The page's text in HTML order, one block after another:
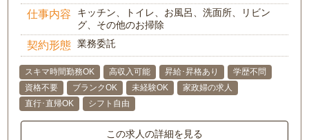
仕事内容
キッチン、トイレ、お風呂、洗面所、リビン
グ、その他のお掃除
契約形態 業務委託
スキマ時間勤務OK 高収入可能 昇給･昇格あり
学歴不問
資格不要
ブランクOK 未経験OK
家政婦の求人
直行･直帰OK
シフト自由
この求人の詳細を見る